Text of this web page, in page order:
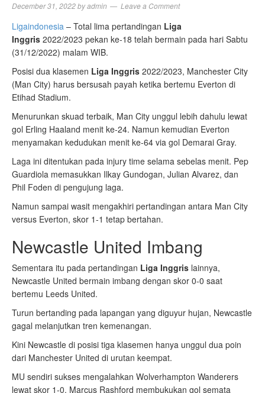
December 31, 2022byadmin Leave a Comment
Ligaindonesia – Total lima pertandingan Liga
Inggris 2022/2023 pekan ke-18 telah bermain pada hari Sabtu
(31/12/2022) malam WIB.
Posisi dua klasemen Liga Inggris 2022/2023, Manchester City
(Man City) harus bersusah payah ketika bertemu Everton di
Etihad Stadium.
Menurunkan skuad terbaik, Man City unggul lebih dahulu lewat
gol Erling Haaland menit ke-24. Namun kemudian Everton
menyamakan kedudukan menit ke-64 via gol Demarai Gray.
Laga ini ditentukan pada injury time selama sebelas menit. Pep
Guardiola memasukkan Ilkay Gundogan, Julian Alvarez, dan
Phil Foden di pengujung laga.
Namun sampai wasit mengakhiri pertandingan antara Man City
versus Everton, skor 1-1 tetap bertahan.
Newcastle United Imbang
Sementara itu pada pertandingan Liga Inggris lainnya,
Newcastle United bermain imbang dengan skor 0-0 saat
bertemu Leeds United.
Turun bertanding pada lapangan yang diguyur hujan, Newcastle
gagal melanjutkan tren kemenangan.
Kini Newcastle di posisi tiga klasemen hanya unggul dua poin
dari Manchester United di urutan keempat.
MU sendiri sukses mengalahkan Wolverhampton Wanderers
lewat skor 1-0. Marcus Rashford membukukan gol semata